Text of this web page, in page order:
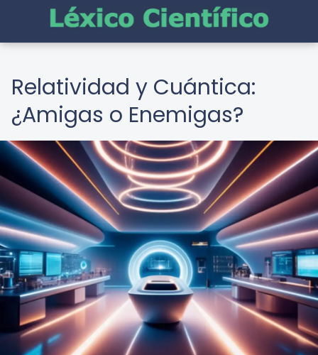
Relatividad y Cuántica:
¿Amigas o Enemigas?